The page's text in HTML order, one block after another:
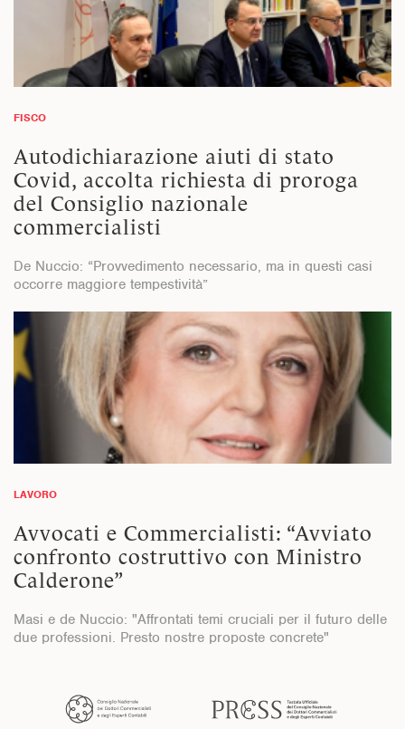
FISCO
Autodichiarazione aiuti di stato
Covid, accolta richiesta di proroga
del Consiglio nazionale
commercialisti
De Nuccio: “Provvedimento necessario, ma in questi casi
occorre maggiore tempestività”
LAVORO
Avvocati e Commercialisti: “Avviato
confronto costruttivo con Ministro
Calderone”
Masi e de Nuccio: "Affrontati temi cruciali per il futuro delle
due professioni. Presto nostre proposte concrete"